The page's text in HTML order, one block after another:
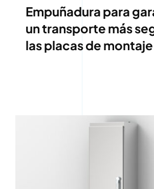
Empuñadura para
un transporte más
las placas de montaje